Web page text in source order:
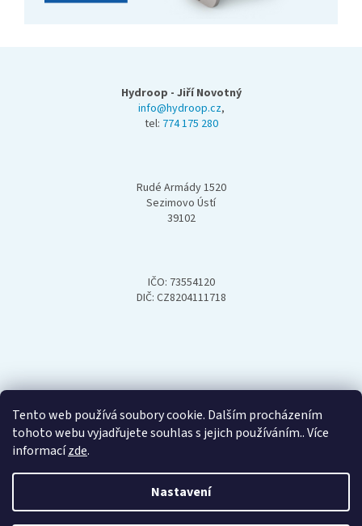
Tento web používá soubory cookie. Dalším procházením
tohoto webu vyjadřujete souhlas s jejich používáním.. Více
informacízde.
Nastavení
Hydroop - Jiří Novotný
info@hydroop.cz,
tel: 774 175 280
Rudé Armády 1520
Sezimovo Ústí
39102
IČO: 73554120
DIČ: CZ8204111718
Vytvořil Shoptet